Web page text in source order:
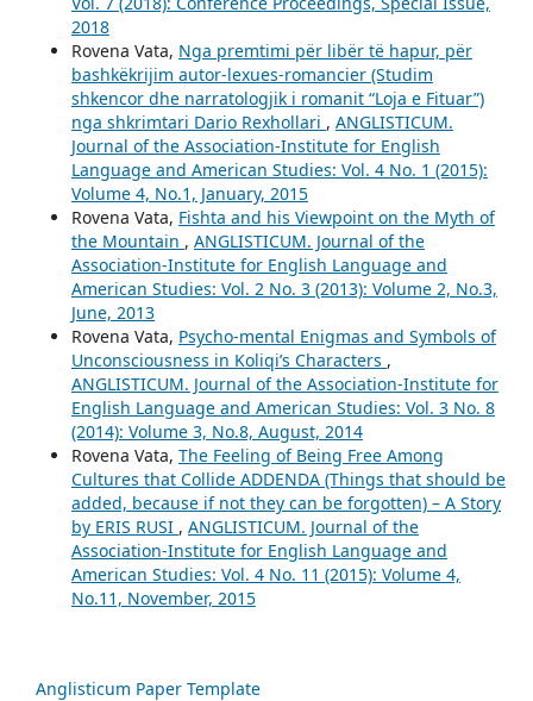
2018
Rovena Vata, Nga premtimi për libër të hapur, për
bashkëkrijim autor-lexues-romancier (Studim
shkencor dhe narratologjik i romanit “Loja e Fituar”)
nga shkrimtari Dario Rexhollari , ANGLISTICUM.
Journal of the Association-Institute for English
Language and American Studies: Vol. 4 No. 1 (2015):
Volume 4, No.1, January, 2015
Rovena Vata, Fishta and his Viewpoint on the Myth of
the Mountain , ANGLISTICUM. Journal of the
Association-Institute for English Language and
American Studies: Vol. 2 No. 3 (2013): Volume 2, No.3,
June, 2013
Rovena Vata, Psycho-mental Enigmas and Symbols of
Unconsciousness in Koliqi’s Characters ,
ANGLISTICUM. Journal of the Association-Institute for
English Language and American Studies: Vol. 3 No. 8
(2014): Volume 3, No.8, August, 2014
Rovena Vata, The Feeling of Being Free Among
Cultures that Collide ADDENDA (Things that should be
added, because if not they can be forgotten) – A Story
by ERIS RUSI , ANGLISTICUM. Journal of the
Association-Institute for English Language and
American Studies: Vol. 4 No. 11 (2015): Volume 4,
No.11, November, 2015
Anglisticum Paper Template